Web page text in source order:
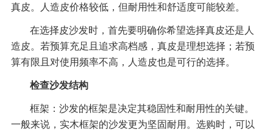
真皮。人造皮价格较低，但耐用性和舒适度可能较差。
在选择皮沙发时，首先要明确你希望选择真皮还是人
造皮。若预算充足且追求高档感，真皮是理想选择；若预
算有限且对使用频率不高，人造皮也是可行的选择。
检查沙发结构
框架：沙发的框架是决定其稳固性和耐用性的关键。
一般来说，实木框架的沙发更为坚固耐用。选购时，可以